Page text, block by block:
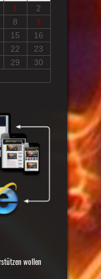
1
2
8
9
15
16
22
23
29
30
wollen